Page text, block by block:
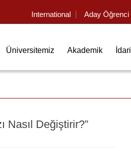
International Aday Öğrenci
Üniversitemiz Akademik İdari
Nasıl Değiştirir?”